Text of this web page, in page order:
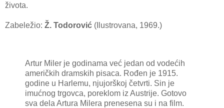
života.
Zabeležio: Ž. Todorović (Ilustrovana, 1969.)
Artur Miler je godinama već jedan od vodećih
američkih dramskih pisaca. Rođen je 1915.
godine u Harlemu, njujorškoj četvrti. Sin je
imućnog trgovca, poreklom iz Austrije. Gotovo
sva dela Artura Milera prenesena su i na film.